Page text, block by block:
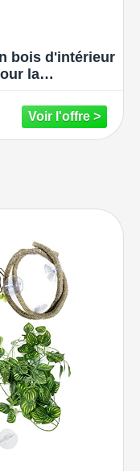
bois d'intérieur
la